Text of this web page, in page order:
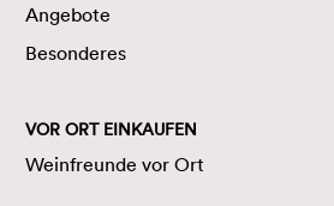
Angebote
Besonderes
VOR ORT EINKAUFEN
Weinfreunde vor Ort